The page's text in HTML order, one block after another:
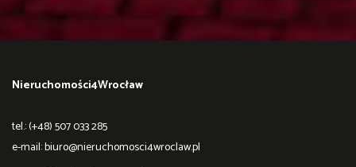
Nieruchomości4Wrocław
tel.: (+48) 507 033 285
e-mail:biuro@nieruchomosci4wroclaw.pl